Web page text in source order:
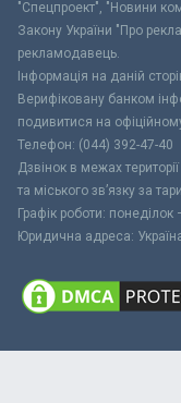
"Спецпроект", "Новини
Закону України "Про
рекламодавець.
Інформація на даній
Верифіковану банком
подивитися на
Телефон: (044) 392-47-40
Дзвінок в межах
та міського зв’язку за
Графік роботи:
Юридична адреса: